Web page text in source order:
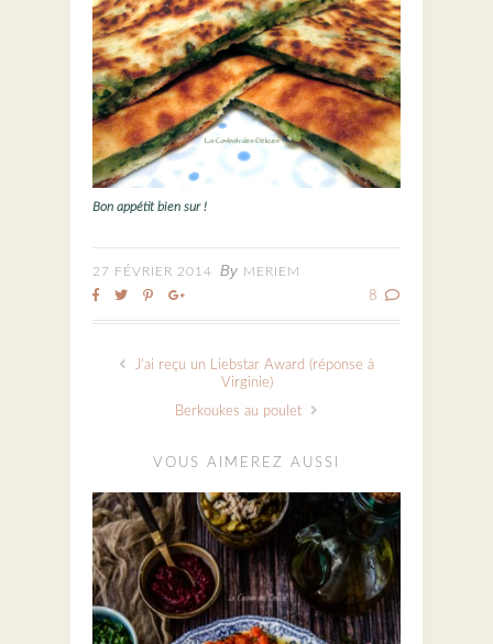
Bon appétit bien sur !
27 FÉVRIER 2014 By MERIEM
8
J'ai reçu un Liebstar Award (réponse à
Virginie)
Berkoukes au poulet
VOUS AIMEREZ AUSSI